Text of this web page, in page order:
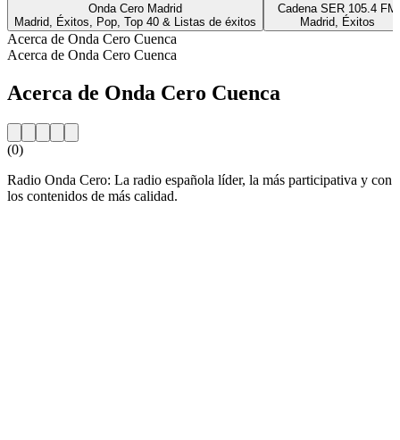
Onda Cero Madrid
Madrid, Éxitos, Pop, Top 40 & Listas de éxitos
Cadena SER 105.4 FM
Madrid, Éxitos
Acerca de Onda Cero Cuenca
Acerca de Onda Cero Cuenca
Acerca de Onda Cero Cuenca
(0)
Radio Onda Cero: La radio española líder, la más participativa y con
los contenidos de más calidad.